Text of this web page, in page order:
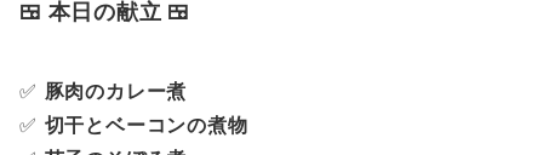
🍱 本日の献立 🍱
✅ 豚肉のカレー煮
✅ 切干とベーコンの煮物